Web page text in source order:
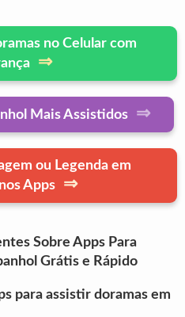
no Celular com
⇒
Mais Assistidos ⇒
ou Legenda em
Apps
⇒
Sobre Apps Para
Grátis e Rápido
para assistir doramas em